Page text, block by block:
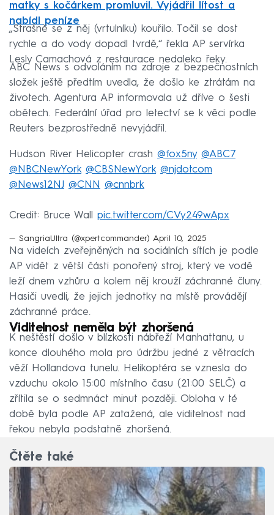
matky s kočárkem promluvil. Vyjádřil lítost a
nabídl peníze
„Strašně se z něj (vrtulníku) kouřilo. Točil se dost
rychle a do vody dopadl tvrdě,“ řekla AP servírka
Lesly Camachová z restaurace nedaleko řeky.
ABC News s odvoláním na zdroje z bezpečnostních
složek ještě předtím uvedla, že došlo ke ztrátám na
životech. Agentura AP informovala už dříve o šesti
obětech. Federální úřad pro letectví se k věci podle
Reuters bezprostředně nevyjádřil.
Hudson River Helicopter crash @fox5ny @ABC7
@NBCNewYork @CBSNewYork @njdotcom
@News12NJ @CNN @cnnbrk
Credit: Bruce Wall pic.twitter.com/CVy249wApx
— SangriaUltra (@xpertcommander) April 10, 2025
Na videích zveřejněných na sociálních sítích je podle
AP vidět z větší části ponořený stroj, který ve vodě
leží dnem vzhůru a kolem něj krouží záchranné čluny.
Hasiči uvedli, že jejich jednotky na místě provádějí
záchranné práce.
Viditelnost neměla být zhoršená
K neštěstí došlo v blízkosti nábřeží Manhattanu, u
konce dlouhého mola pro údržbu jedné z větracích
věží Hollandova tunelu. Helikoptéra se vznesla do
vzduchu okolo 15:00 místního času (21:00 SELČ) a
zřítila se o sedmnáct minut později. Obloha v té
době byla podle AP zatažená, ale viditelnost nad
řekou nebyla podstatně zhoršená.
Čtěte také